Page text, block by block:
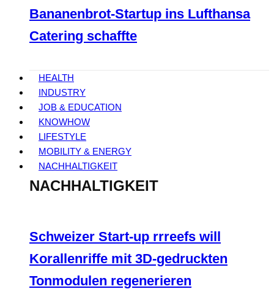
Bananenbrot-Startup ins Lufthansa
Catering schaffte
HEALTH
INDUSTRY
JOB & EDUCATION
KNOWHOW
LIFESTYLE
MOBILITY & ENERGY
NACHHALTIGKEIT
NACHHALTIGKEIT
Schweizer Start-up rrreefs will
Korallenriffe mit 3D-gedruckten
Tonmodulen regenerieren